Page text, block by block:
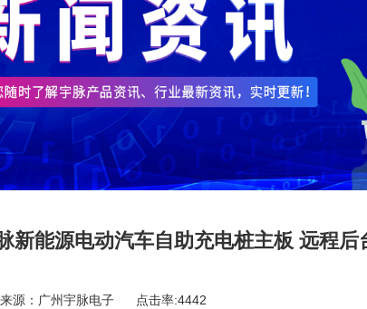
新能源电动汽车自助充电桩主板 远程
来源：广州宇脉电子 点击率:4442